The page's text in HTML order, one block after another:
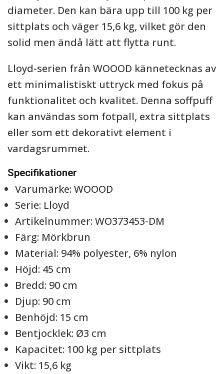
diameter. Den kan bära upp till 100 kg per
sittplats och väger 15,6 kg, vilket gör den
solid men ändå lätt att flytta runt.
Lloyd-serien från WOOOD kännetecknas av
ett minimalistiskt uttryck med fokus på
funktionalitet och kvalitet. Denna soffpuff
kan användas som fotpall, extra sittplats
eller som ett dekorativt element i
vardagsrummet.
Specifikationer
Varumärke: WOOOD
Serie: Lloyd
Artikelnummer: WO373453-DM
Färg: Mörkbrun
Material: 94% polyester, 6% nylon
Höjd: 45 cm
Bredd: 90 cm
Djup: 90 cm
Benhöjd: 15 cm
Bentjocklek: Ø3 cm
Kapacitet: 100 kg per sittplats
Vikt: 15,6 kg